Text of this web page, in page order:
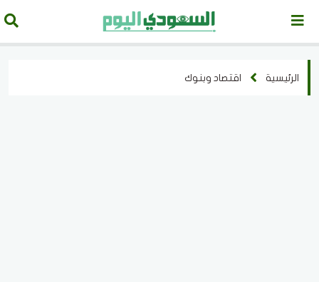
الرئيسية اقتصاد وبنوك